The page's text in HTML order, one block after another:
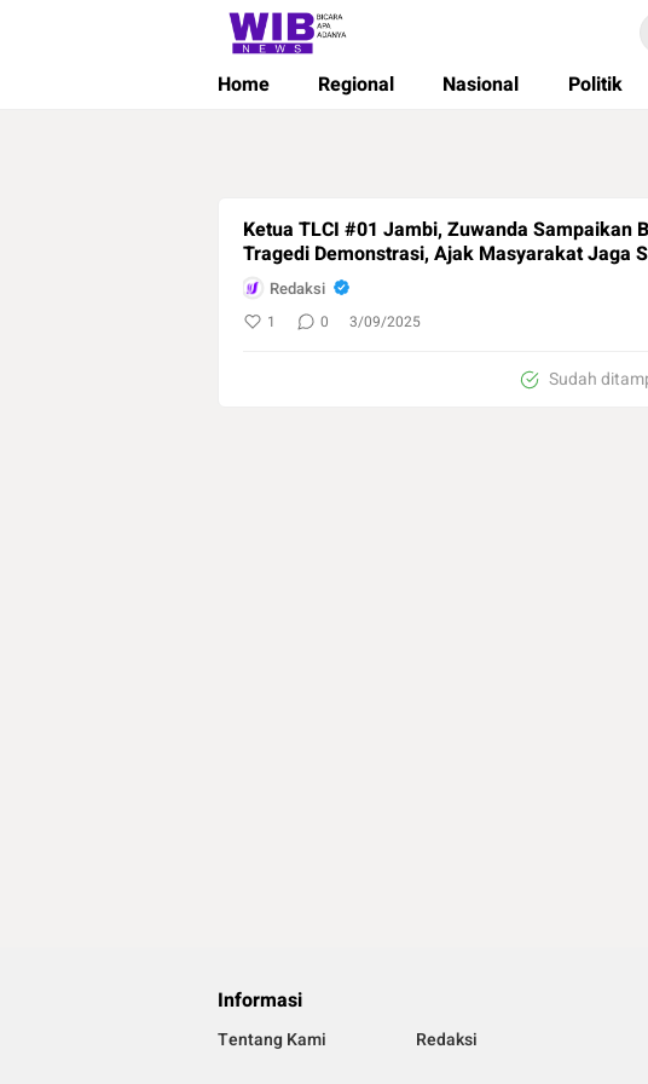
Wibnews
Waktu Indonesia Bicara
Home Regional Nasional Politik
Ketua TLCI #01 Jambi, Zuwanda Sampaikan
Tragedi Demonstrasi, Ajak Masyarakat Jaga
Redaksi
1 0 3/09/2025
Sudah
Informasi
Tentang Kami Redaksi